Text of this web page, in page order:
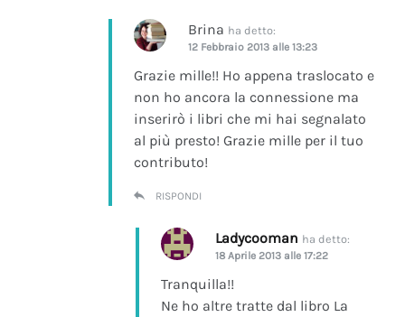
Brina ha detto:
12 Febbraio 2013 alle 13:23
Grazie mille!! Ho appena traslocato e
non ho ancora la connessione ma
inserirò i libri che mi hai segnalato
al più presto! Grazie mille per il tuo
contributo!
RISPONDI
Ladycooman ha detto:
18 Aprile 2013 alle 17:22
Tranquilla!!
Ne ho altre tratte dal libro La